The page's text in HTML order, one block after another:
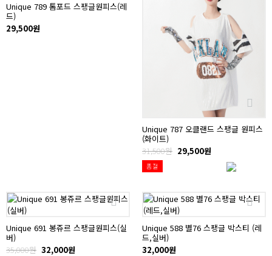
Unique 789 톰포드 스팽글원피스(레
드)
29,500원
Unique 787 오클랜드 스팽글 원피스
(화이트)
31,500원 29,500원
품절
Unique 691 봉쥬르 스팽글원피스(실
버)
35,000원 32,000원
Unique 588 별76 스팽글 박스티 (레
드,실버)
32,000원